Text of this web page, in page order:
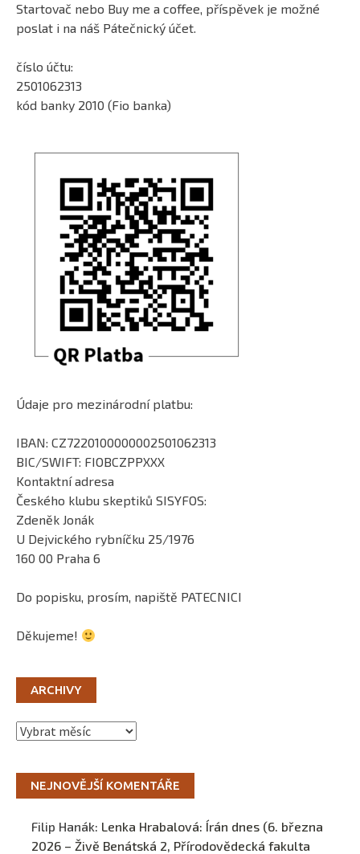
Startovač nebo Buy me a coffee, příspěvek je možné
poslat i na náš Pátečnický účet.
číslo účtu:
2501062313
kód banky 2010 (Fio banka)
Údaje pro mezinárodní platbu:
IBAN: CZ7220100000002501062313
BIC/SWIFT: FIOBCZPPXXX
Kontaktní adresa
Českého klubu skeptiků SISYFOS:
Zdeněk Jonák
U Dejvického rybníčku 25/1976
160 00 Praha 6
Do popisku, prosím, napiště PATECNICI
Děkujeme!
ARCHIVY
Archivy
NEJNOVĚJŠÍ KOMENTÁŘE
Filip Hanák: Lenka Hrabalová: Írán dnes (6. března
2026 – Živě Benátská 2, Přírodovědecká fakulta